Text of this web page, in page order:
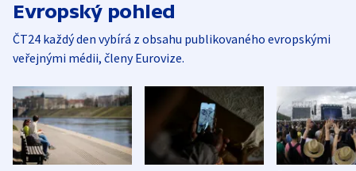
Evropský pohled
ČT24 každý den vybírá z obsahu publikovaného evropskými
veřejnými médii, členy Eurovize.